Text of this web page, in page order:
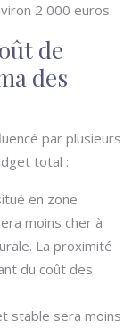
2 000 euros.
de
des
par plusieurs
total :
en zone
moins cher à
La proximité
du coût des
stable sera moins